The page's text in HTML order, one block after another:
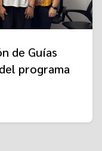
de Guías
programa